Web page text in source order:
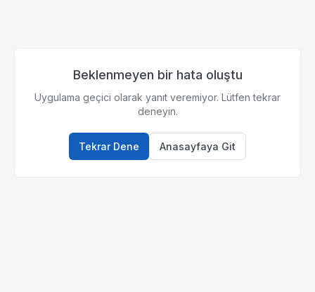
Beklenmeyen bir hata oluştu
Uygulama geçici olarak yanıt veremiyor. Lütfen tekrar
deneyin.
Tekrar Dene Anasayfaya Git